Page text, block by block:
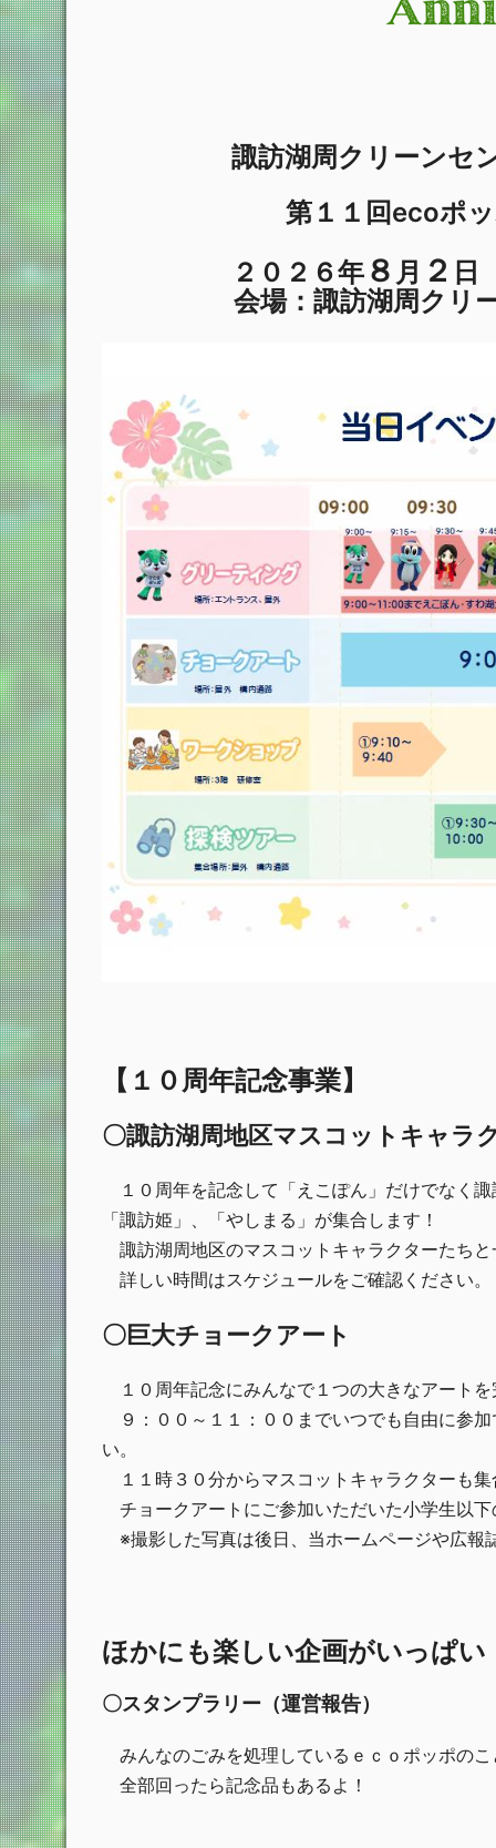
諏訪湖周クリーンセ
第１１回ecoポ
２０２６年８ 月 ２ 日
会場：諏訪湖周クリ
【１０周年記念事業】
〇諏訪湖周地区マスコットキャラ
１０周年を記念して「えこぽん」だけでなく
「諏訪姫」、「やしまる」が集合します！
諏訪湖周地区のマスコットキャラクターたち
詳しい時間はスケジュールをご確認ください。
〇巨大チョークアート
１０周年記念にみんなで１つの大きなアート
９：００～１１：００までいつでも自由に参
い。
１１時３０分からマスコットキャラクターも
チョークアートにご参加いただいた小学生以
※撮影した写真は後日、当ホームページや広報
ほかにも楽しい企画がいっぱい
〇スタンプラリー（運営報告）
みんなのごみを処理しているｅｃｏポッポの
全部回ったら記念品もあるよ！